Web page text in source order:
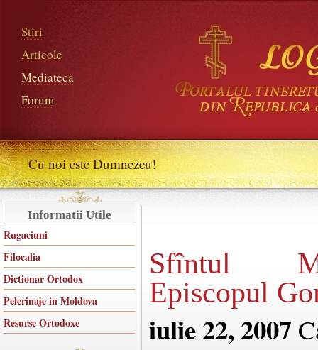
Stiri
Articole
Mediateca
Forum
Cu noi este Dumnezeu!
Informatii Utile
Rugaciuni
Filocalia
Dictionar Ortodox
Pelerinaje in Moldova
Resurse Ortodoxe
Sfîntul
Episcopul
iulie 22, 2007